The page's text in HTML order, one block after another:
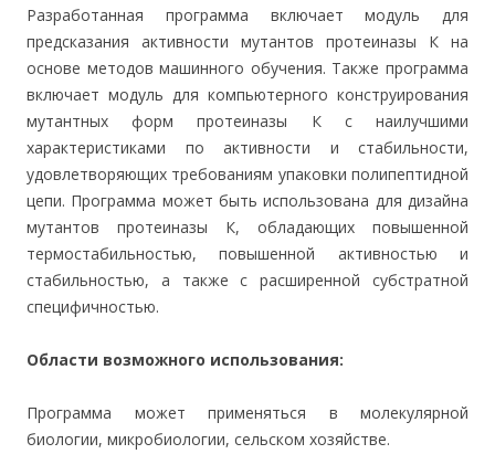
Разработанная программа включает модуль для
предсказания активности мутантов протеиназы К на
основе методов машинного обучения. Также программа
включает модуль для компьютерного конструирования
мутантных форм протеиназы К с наилучшими
характеристиками по активности и стабильности,
удовлетворяющих требованиям упаковки полипептидной
цепи. Программа может быть использована для дизайна
мутантов протеиназы К, обладающих повышенной
термостабильностью, повышенной активностью и
стабильностью, а также с расширенной субстратной
специфичностью.
Области возможного использования:
Программа может применяться в молекулярной
биологии, микробиологии, сельском хозяйстве.